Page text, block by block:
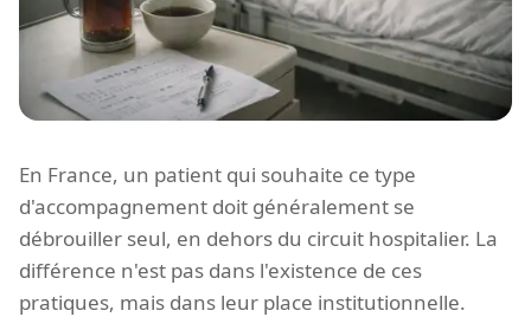
En France, un patient qui souhaite ce type
d'accompagnement doit généralement se
débrouiller seul, en dehors du circuit hospitalier. La
différence n'est pas dans l'existence de ces
pratiques, mais dans leur place institutionnelle.